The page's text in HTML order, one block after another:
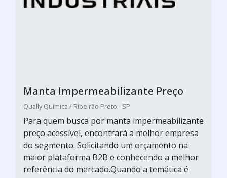
Manta Impermeabilizante Preço
Qually Química / Ribeirão Preto - SP
Para quem busca por manta impermeabilizante
preço acessível, encontrará a melhor empresa
do segmento. Solicitando um orçamento na
maior plataforma B2B e conhecendo a melhor
referência do mercado.Quando a temática é